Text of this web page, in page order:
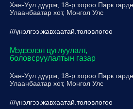
Хан-Уул дүүрэг, 18-р хороо Парк
Улаанбаатар хот, Монгол Улс
///үнэлгээ.жавхаатай.төлөвлөгөө
Мэдээлэл цуглуулалт,
боловсруулалтын газар
Хан-Уул дүүрэг, 18-р хороо Парк
Улаанбаатар хот, Монгол Улс
///үнэлгээ.жавхаатай.төлөвлөгөө